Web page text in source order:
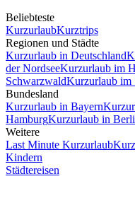
Beliebteste
KurzurlaubKurztrips
Regionen und Städte
Kurzurlaub in Deutschland
der NordseeKurzurlaub im
SchwarzwaldKurzurlaub im
Bundesland
Kurzurlaub in Bayern
HamburgKurzurlaub in
Weitere
Last Minute Kurzurlaub
Kindern
Städtereisen